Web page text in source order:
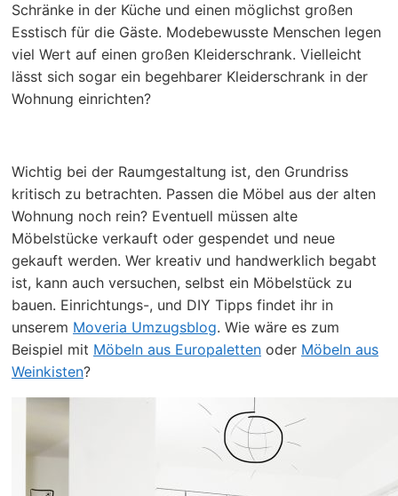
Schränke in der Küche und einen möglichst großen
Esstisch für die Gäste. Modebewusste Menschen legen
viel Wert auf einen großen Kleiderschrank. Vielleicht
lässt sich sogar ein begehbarer Kleiderschrank in der
Wohnung einrichten?
Wichtig bei der Raumgestaltung ist, den Grundriss
kritisch zu betrachten. Passen die Möbel aus der alten
Wohnung noch rein? Eventuell müssen alte
Möbelstücke verkauft oder gespendet und neue
gekauft werden. Wer kreativ und handwerklich begabt
ist, kann auch versuchen, selbst ein Möbelstück zu
bauen. Einrichtungs-, und DIY Tipps findet ihr in
unserem Moveria Umzugsblog. Wie wäre es zum
Beispiel mit Möbeln aus Europaletten oder Möbeln aus
Weinkisten?